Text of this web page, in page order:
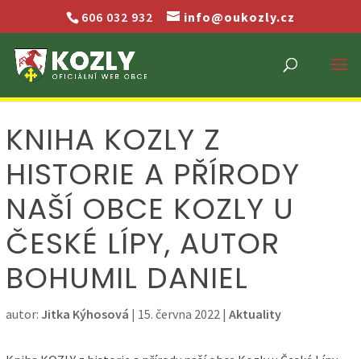
606 032 932 info@oukozly.cz
KNIHA KOZLY Z
HISTORIE A PŘÍRODY
NAŠÍ OBCE KOZLY U
ČESKÉ LÍPY, AUTOR
BOHUMIL DANIEL
autor: Jitka Kýhosová | 15. června 2022| Aktuality